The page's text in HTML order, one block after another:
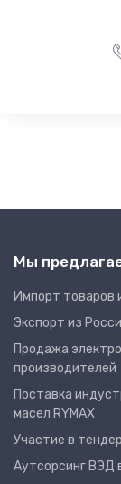
Мы
Импорт товаров
Экспорт из
Продажа
производителей
Поставка
масел RYMAX
Участие в
Аутсорсинг ВЭД